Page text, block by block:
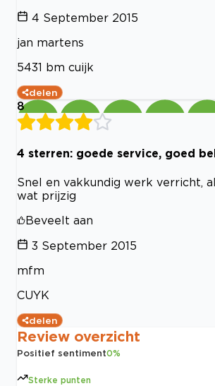
4 September 2015
jan martens
5431 bm cuijk
delen
8
4 sterren: goede service, goed
Snel en vakkundig werk verricht,
wat prijzig
Beveelt aan
3 September 2015
mfm
CUYK
delen
Review overzicht
Positief sentiment0%
Sterke punten